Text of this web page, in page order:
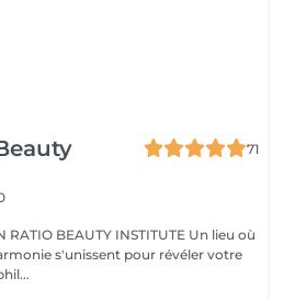
71
Un lieu où
s'unissent pour révéler votre
phil...